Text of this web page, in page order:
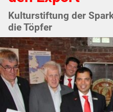
Kulturstiftung der
die Töpfer